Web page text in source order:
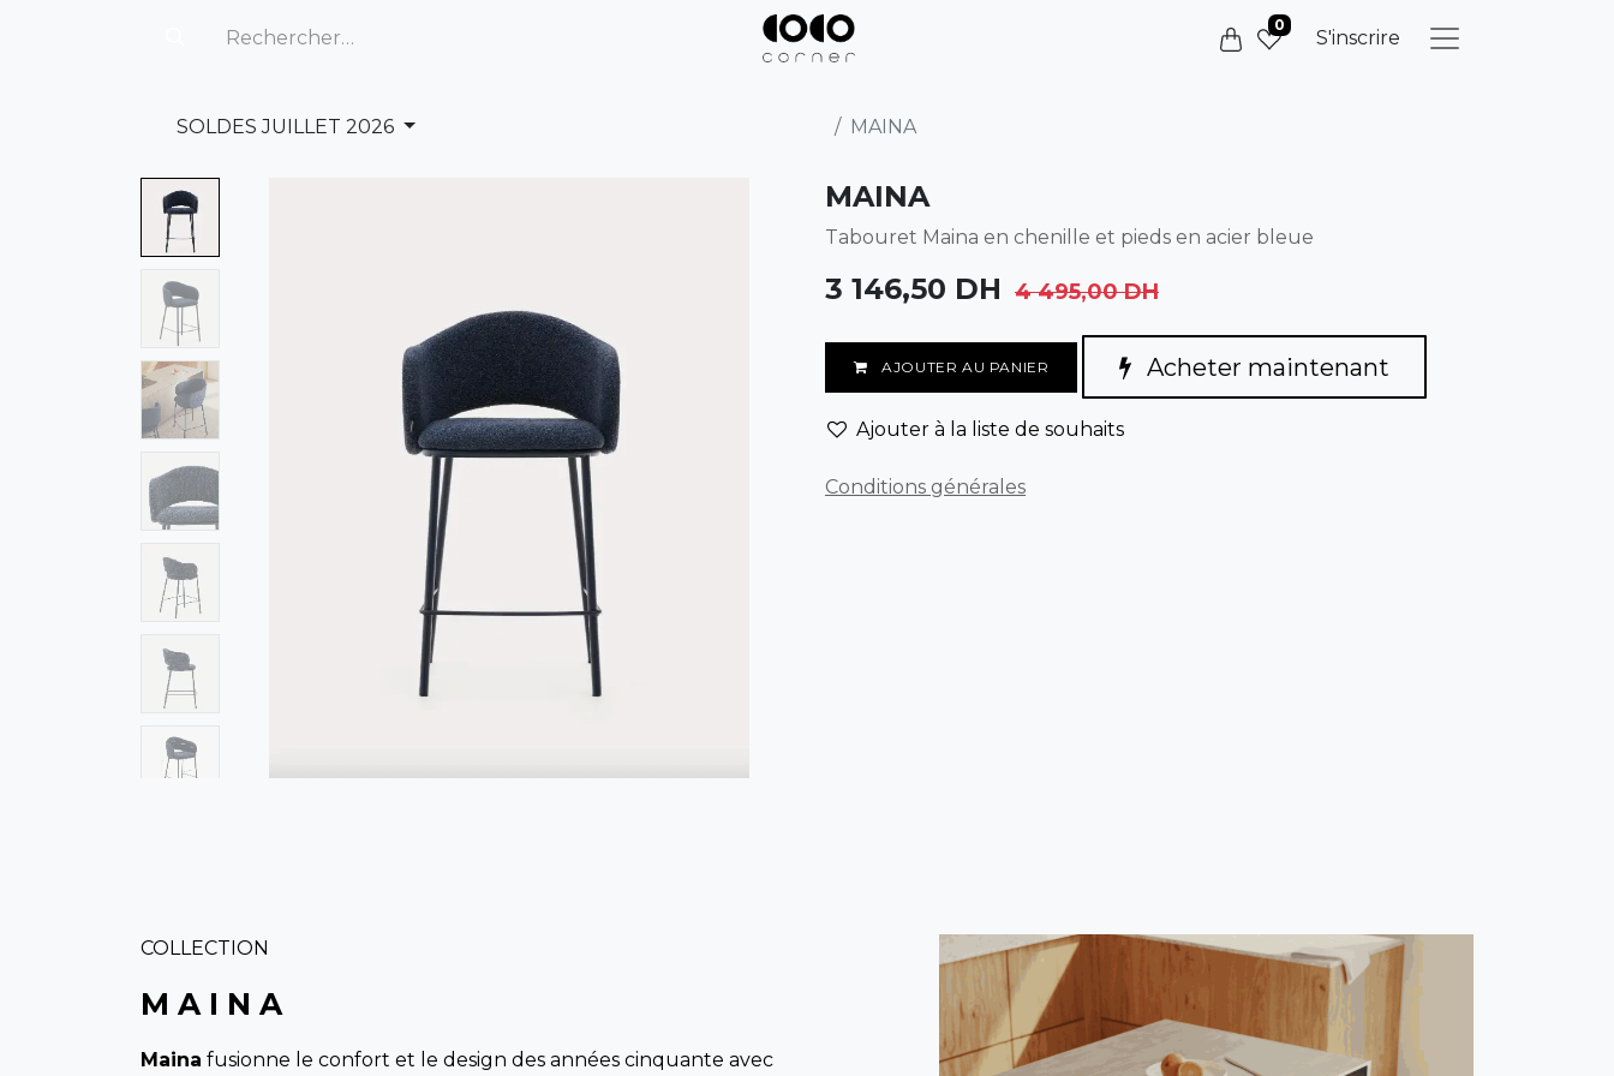
0
S'inscrire
SOLDES JUILLET 2026 MAINA
MAINA
Tabouret Maina en chenille et pieds en acier bleue
3 146,50 DH 4 495,00DH
AJOUTER AU PANIER Acheter maintenant
Ajouter à la liste de souhaits
Conditions générales
COLLECTION
M A I N A
Maina fusionne le confort et le design des années cinquante avec